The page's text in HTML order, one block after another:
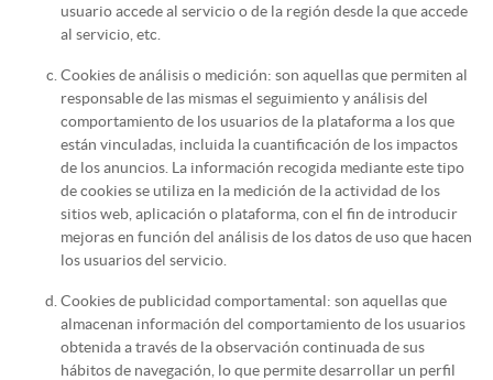
usuario accede al servicio o de la región desde la que accede
al servicio, etc.
Cookies de análisis o medición: son aquellas que permiten al
responsable de las mismas el seguimiento y análisis del
comportamiento de los usuarios de la plataforma a los que
están vinculadas, incluida la cuantificación de los impactos
de los anuncios. La información recogida mediante este tipo
de cookies se utiliza en la medición de la actividad de los
sitios web, aplicación o plataforma, con el fin de introducir
mejoras en función del análisis de los datos de uso que hacen
los usuarios del servicio.
Cookies de publicidad comportamental: son aquellas que
almacenan información del comportamiento de los usuarios
obtenida a través de la observación continuada de sus
hábitos de navegación, lo que permite desarrollar un perfil